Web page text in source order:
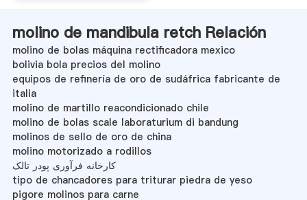
molino de mandibula retch Relación
molino de bolas máquina rectificadora mexico
bolivia bola precios del molino
equipos de refinería de oro de sudáfrica fabricante de
italia
molino de martillo reacondicionado chile
molino de bolas scale laboraturium di bandung
molinos de sello de oro de china
molino motorizado a rodillos
کارخانه فرآوری پودر تالک
tipo de chancadores para triturar piedra de yeso
pigore molinos para carne